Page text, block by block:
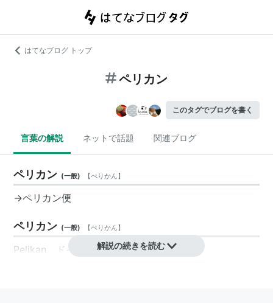
はてなブログ トップ
ペリカン
このタグでブログを書く
言葉の解説 ネットで話題 関連ブログ
ペリカン (一般) 【ぺりかん】
→ペリカン便
ペリカン (一般) 【ぺりかん】
Pelikan、ドイツの筆記具メーカー
解説の続きを読む